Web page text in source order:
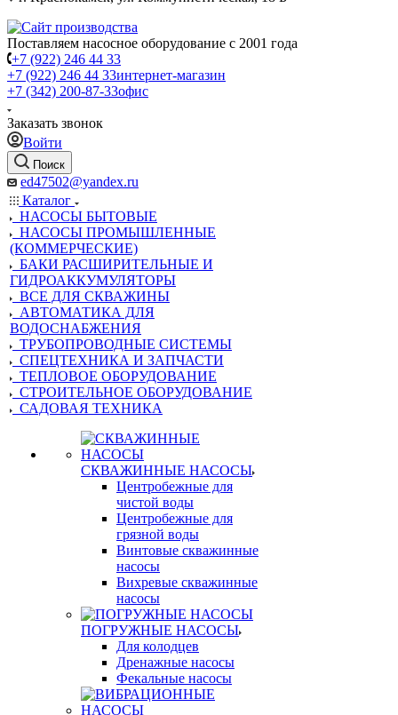
Поставляем насосное оборудование с 2001 года
+7 (922) 246 44 33
+7 (922) 246 44 33интернет-магазин
+7 (342) 200-87-33офис
Заказать звонок
Войти
Поиск
ed47502@yandex.ru
Каталог
НАСОСЫ БЫТОВЫЕ
НАСОСЫ ПРОМЫШЛЕННЫЕ
(КОММЕРЧЕСКИЕ)
БАКИ РАСШИРИТЕЛЬНЫЕ И
ГИДРОАККУМУЛЯТОРЫ
ВСЕ ДЛЯ СКВАЖИНЫ
АВТОМАТИКА ДЛЯ
ВОДОСНАБЖЕНИЯ
ТРУБОПРОВОДНЫЕ СИСТЕМЫ
СПЕЦТЕХНИКА И ЗАПЧАСТИ
ТЕПЛОВОЕ ОБОРУДОВАНИЕ
СТРОИТЕЛЬНОЕ ОБОРУДОВАНИЕ
САДОВАЯ ТЕХНИКА
СКВАЖИННЫЕ НАСОСЫ
Центробежные для
чистой воды
Центробежные для
грязной воды
Винтовые скважинные
насосы
Вихревые скважинные
насосы
ПОГРУЖНЫЕ НАСОСЫ
Для колодцев
Дренажные насосы
Фекальные насосы